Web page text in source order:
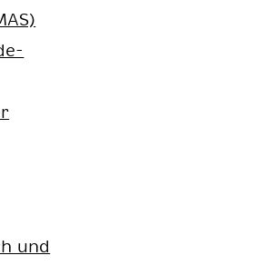
und